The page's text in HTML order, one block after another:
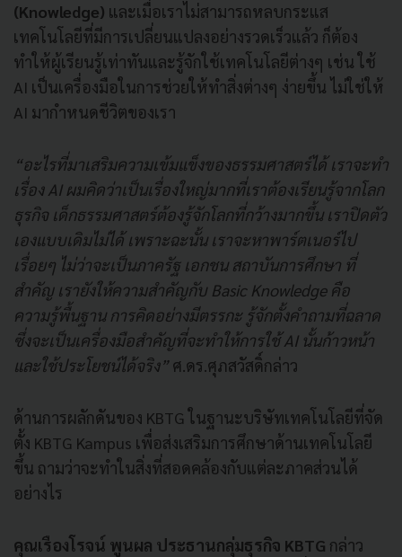
(Knowledge) และเมื่อเราไม่สามารถหลบกระแส
เทคโนโลยีที่มีการเปลี่ยนแปลงอย่างรวดเร็วแล้ว ก็ต้อง
ทำให้ผู้เรียนรู้เท่าทันและรู้จักใช้เทคโนโลยีต่างๆ เช่น ใช้
AI เป็นเครื่องมือในการช่วยให้ทำสิ่งต่างๆ ง่ายขึ้น ไม่ใช่ให้
AI มากำหนดชีวิตของเรา
“อะไรที่มาเสริมความเข้มแข็งของธรรมศาสตร์ได้ เราจะทำ
เรื่อง AI ผมคิดว่าเป็นเรื่องใหญ่มากที่เราต้องเรียนรู้จากโลก
ธุรกิจ เด็กธรรมศาสตร์ต้องรู้จักโลกที่กว้างมากขึ้น เราปิดตัว
เองแบบเดิมไม่ได้ เพราะฉะนั้น เราจะหาพาร์ตเนอร์ไป
เรื่อยๆ ไม่ว่าจะเป็นภาครัฐ เอกชน สถาบันการศึกษา ที่
สำคัญ เรายังให้ความสำคัญกับ Basic Knowledge คือ
ความรู้พื้นฐาน การคิดอย่างมีตรรกะ รู้จักตั้งคำถามที่ฉลาด
ซึ่งจะเป็นเครื่องมือสำคัญที่จะทำให้การใช้ AI นั้นก้าวหน้า
และใช้ประโยชน์ได้จริง”ศ.ดร.ศุภสวัสดิ์กล่าว
ด้านการผลักดันของ KBTG ในฐานะบริษัทเทคโนโลยีที่จัด
ตั้ง KBTG Kampus เพื่อส่งเสริมการศึกษาด้านเทคโนโลยี
ขึ้น ถามว่าจะทำในสิ่งที่สอดคล้องกับแต่ละภาคส่วนได้
อย่างไร
คุณเรืองโรจน์ พูนผล ประธานกลุ่มธุรกิจ KBTG กล่าว